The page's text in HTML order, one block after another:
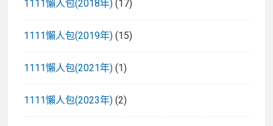
1111懶人包(2018年) (17)
1111懶人包(2019年) (15)
1111懶人包(2021年) (1)
1111懶人包(2023年) (2)